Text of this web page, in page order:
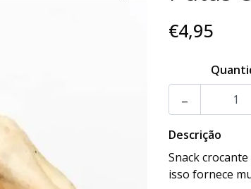
€4,95
-
Descrição
Snack
isso fornece